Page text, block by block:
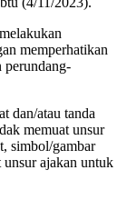
memperhatikan
perundang-
dan/atau tanda
memuat unsur
simbol/gambar
unsur ajakan untuk